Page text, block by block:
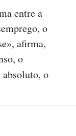
entre a
o
afirma,
o
o